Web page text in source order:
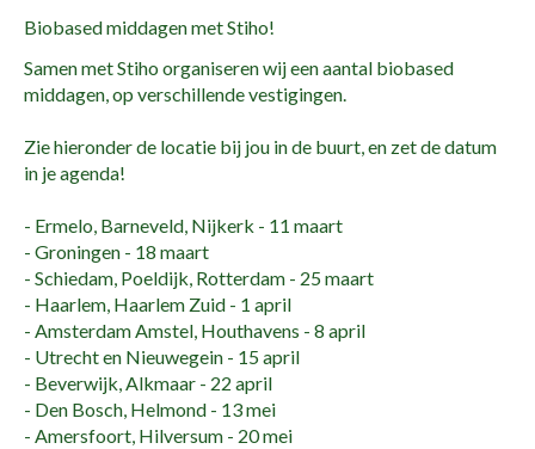
Biobased middagen met Stiho!
Samen met Stiho organiseren wij een aantal biobased
middagen, op verschillende vestigingen.
Zie hieronder de locatie bij jou in de buurt, en zet de datum
in je agenda!
- Ermelo, Barneveld, Nijkerk - 11 maart
- Groningen - 18 maart
- Schiedam, Poeldijk, Rotterdam - 25 maart
- Haarlem, Haarlem Zuid - 1 april
- Amsterdam Amstel, Houthavens - 8 april
- Utrecht en Nieuwegein - 15 april
- Beverwijk, Alkmaar - 22 april
- Den Bosch, Helmond - 13 mei
- Amersfoort, Hilversum - 20 mei